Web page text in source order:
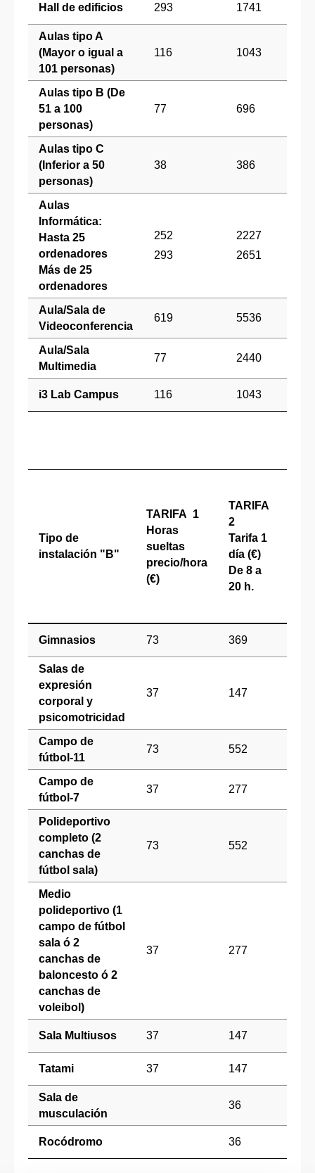
Hall de edificios 293 1741
Aulas tipo A
(Mayor o igual a
101 personas)
116 1043
Aulas tipo B (De
51 a 100
personas)
77 696
Aulas tipo C
(Inferior a 50
personas)
38 386
Aulas
Informática:
Hasta 25
ordenadores
Más de 25
ordenadores
252
293
2227
2651
Aula/Sala de
Videoconferencia
619 5536
Aula/Sala
Multimedia
77 2440
i3 Lab Campus 116 1043
Tipo de
instalación "B"
TARIFA 1
Horas
sueltas
precio/hora
(€)
TARIFA
2
Tarifa 1
día (€)
De 8 a
20 h.
Gimnasios 73 369
Salas de
expresión
corporal y
psicomotricidad
37 147
Campo de
fútbol-11
73 552
Campo de
fútbol-7
37 277
Polideportivo
completo (2
canchas de
fútbol sala)
73 552
Medio
polideportivo (1
campo de fútbol
sala ó 2
canchas de
baloncesto ó 2
canchas de
voleibol)
37 277
Sala Multiusos 37 147
Tatami 37 147
Sala de
musculación
36
Rocódromo 36